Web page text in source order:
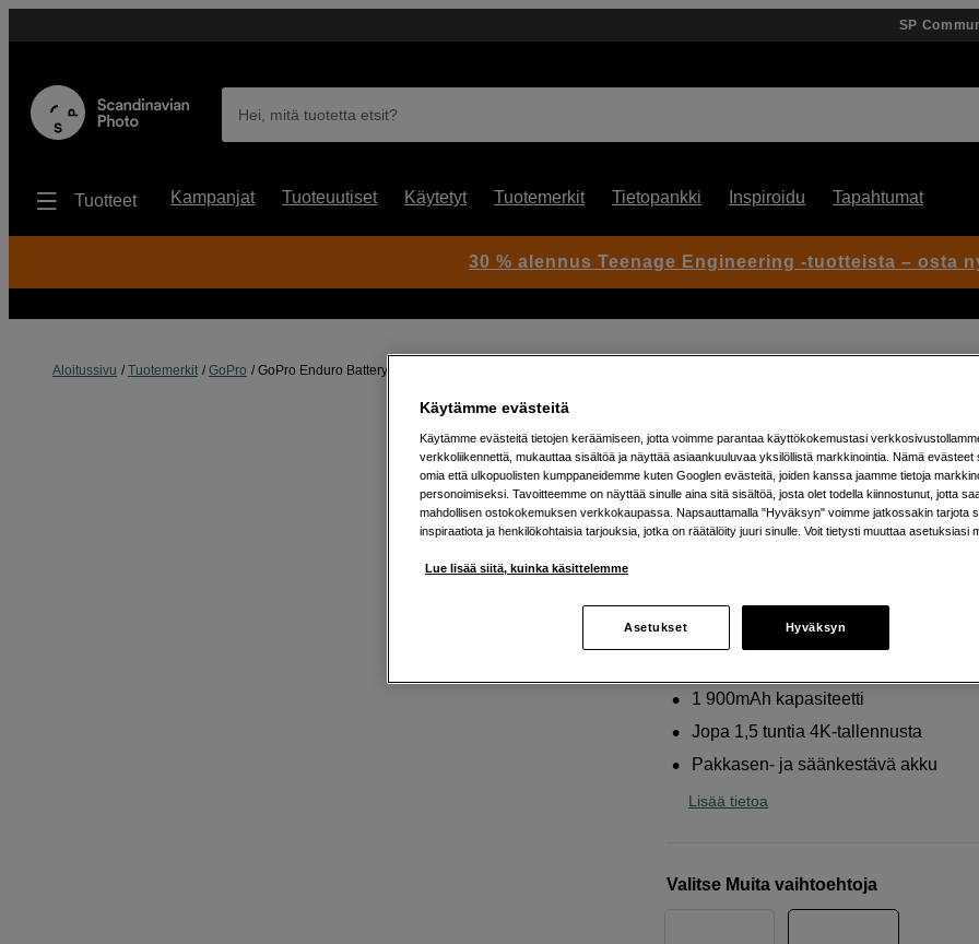
SP
Hei, mitä tuotetta etsit?
Tuotteet Kampanjat Tuoteuutiset Käytetyt Tuotemerkit Tietopankki Inspiroidu Tapahtumat
Aloitussivu Tuotemerkit GoPro GoPro Enduro Battery 2-Pack (HERO13 Black)
Artikkeli: 1101534
GoPro Enduro Battery 2-Pack (HERO13
2 kpl Enduro-akkuja GoPro
Black -kameraan
Verkkokauppa:Varastossa
Helsingin myymälä: Varastotilanne
1 900mAh kapasiteetti
Jopa 1,5 tuntia 4K-tallennusta
Pakkasen- ja säänkestävä akku
Lisää tietoa
Valitse Muita vaihtoehtoja
30 % alennus Teenage Engineering -tuotteista – osta
Käytämme evästeitä
Käytämme evästeitä tietojen keräämiseen, jotta voimme parantaa käyttökokemustasi
verkkoliikennettä, mukauttaa sisältöä ja näyttää asiaankuuluvaa yksilöllistä markkinointia. Nämä evästeet
omia että ulkopuolisten kumppaneidemme kuten Googlen evästeitä, joiden kanssa jaamme tietoja
personoimiseksi. Tavoitteemme on näyttää sinulle aina sitä sisältöä, josta olet todella kiinnostunut, jotta
mahdollisen ostokokemuksen verkkokaupassa. Napsauttamalla "Hyväksyn" voimme jatkossakin tarjota
inspiraatiota ja henkilökohtaisia tarjouksia, jotka on räätälöity juuri sinulle. Voit tietysti muuttaa asetuksiasi
Lue lisää siitä, kuinka käsittelemme
Asetukset Hyväksyn